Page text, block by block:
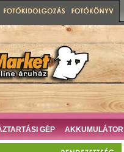
GÉP AKKUMULÁTOR